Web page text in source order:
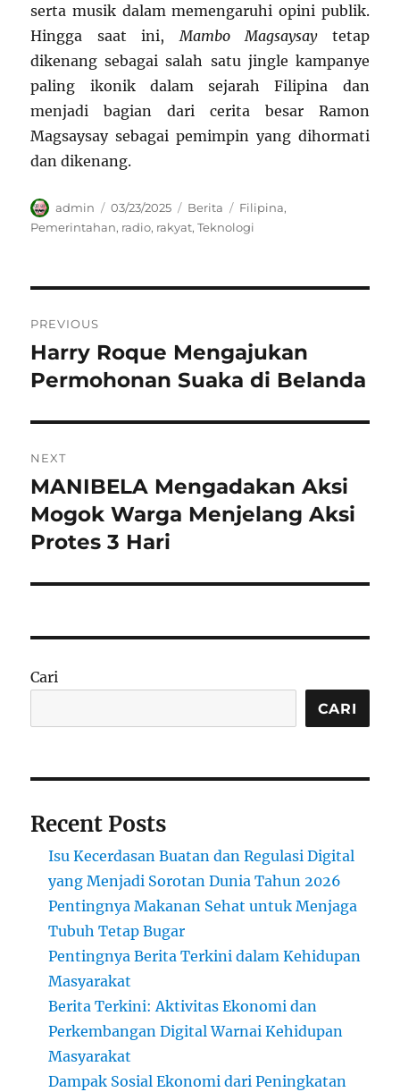
serta musik dalam memengaruhi opini publik.
Hingga saat ini,Mambo Magsaysaytetap
dikenang sebagai salah satu jingle kampanye
paling ikonik dalam sejarah Filipina dan
menjadi bagian dari cerita besar Ramon
Magsaysay sebagai pemimpin yang dihormati
dan dikenang.
Author
admin
Posted
on
03/23/2025 Categories
Berita Tags
Filipina,
Pemerintahan, radio, rakyat,Teknologi
pos
PREVIOUS
Previous
post:
Harry Roque Mengajukan
Permohonan Suaka di Belanda
NEXT
Next
post:
MANIBELA Mengadakan Aksi
Mogok Warga Menjelang Aksi
Protes 3 Hari
Cari
CARI
Recent Posts
Isu Kecerdasan Buatan dan Regulasi Digital
yang Menjadi Sorotan Dunia Tahun 2026
Pentingnya Makanan Sehat untuk Menjaga
Tubuh Tetap Bugar
Pentingnya Berita Terkini dalam Kehidupan
Masyarakat
Berita Terkini: Aktivitas Ekonomi dan
Perkembangan Digital Warnai Kehidupan
Masyarakat
Dampak Sosial Ekonomi dari Peningkatan